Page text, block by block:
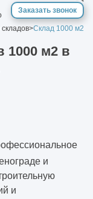
Заказать звонок
>Склад 1000 м2
1000 м2 в
и
и